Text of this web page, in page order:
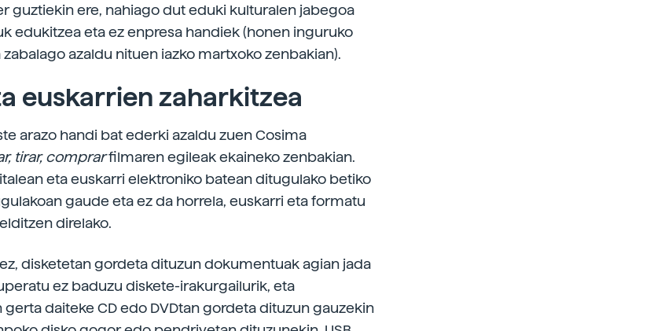
guztiekin ere, nahiago dut eduki kulturalen jabegoa
edukitzea eta ez enpresa handiek (honen inguruko
zabalago azaldu nituen iazko martxoko zenbakian).
euskarrien zaharkitzea
arazo handi bat ederki azaldu zuen Cosima
tirar, comprarfilmaren egileak ekaineko zenbakian.
eta euskarri elektroniko batean ditugulako betiko
gaude eta ez da horrela, euskarri eta formatu
direlako.
disketetan gordeta dituzun dokumentuak agian jada
ez baduzu diskete-irakurgailurik, eta
daiteke CD edo DVDtan gordeta dituzun gauzekin